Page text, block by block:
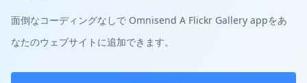
面倒なコーディングなしで Omnisend A Flickr Gallery appをあ
なたのウェブサイトに追加できます。